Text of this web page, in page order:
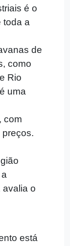
é o
toda a
de
como
Rio
uma
com
avalia o
está